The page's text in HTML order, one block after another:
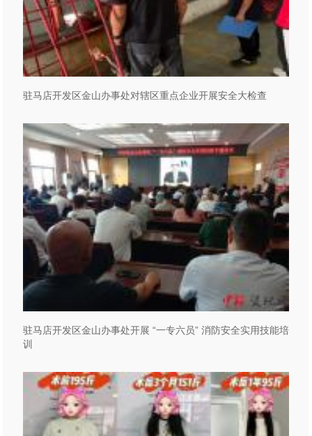
驻马店开发区金山办事处对辖区重点企业开展安全大检查
驻马店开发区金山办事处开展 “一专六员” 消防安全实用技能培
训